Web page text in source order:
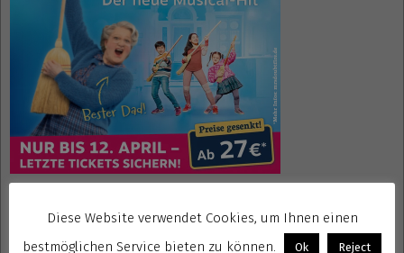
Gewinnspiele kostenlos seriös
Diese Website verwendet Cookies, um Ihnen einen
bestmöglichen Service bieten zu können.
Ok Reject